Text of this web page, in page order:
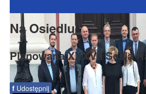
Rada Seniorów
Na Osiedlu
Planowana XXXVII Sesja
f Udostępnij